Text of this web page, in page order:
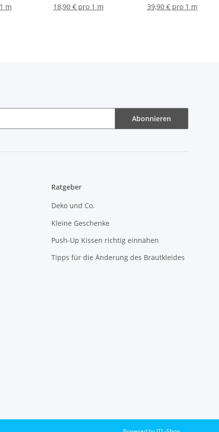
m 18,90 € pro 1 m 39,90 € pro 1 m
Abonnieren
Ratgeber
Deko und Co.
Kleine Geschenke
Push-Up Kissen richtig einnähen
Tipps für die Änderung des Brautkleides